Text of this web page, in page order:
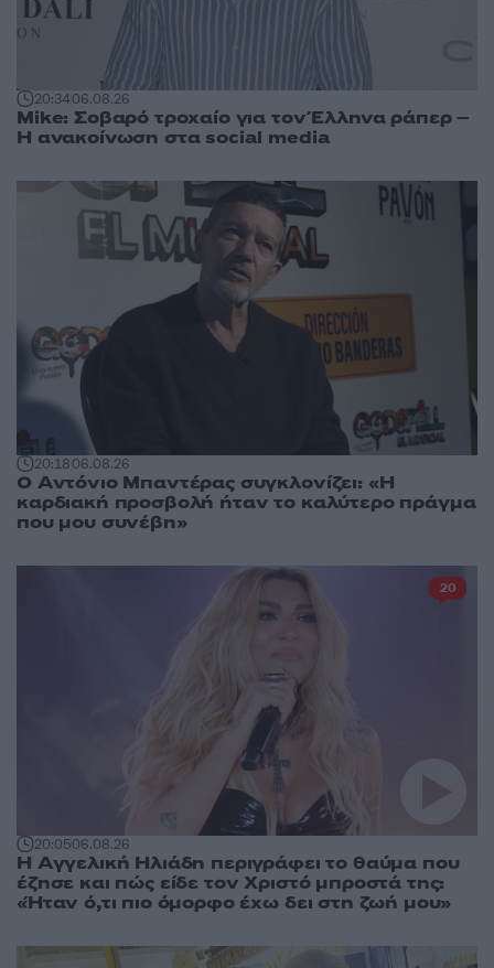
20:3406.08.26
Mike: Σοβαρό τροχαίο για τον Έλληνα ράπερ –
Η ανακοίνωση στα social media
20:1806.08.26
Ο Αντόνιο Μπαντέρας συγκλονίζει: «Η
καρδιακή προσβολή ήταν το καλύτερο πράγμα
που μου συνέβη»
20:0506.08.26
Η Αγγελική Ηλιάδη περιγράφει το θαύμα που
έζησε και πώς είδε τον Χριστό μπροστά της:
«Ήταν ό,τι πιο όμορφο έχω δει στη ζωή μου»
20